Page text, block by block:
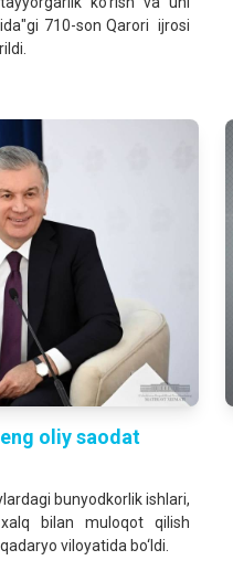
710-son Qarori ijrosi
oliy saodat
bunyodkorlik ishlari,
bilan muloqot qilish
viloyatida bo‘ldi.